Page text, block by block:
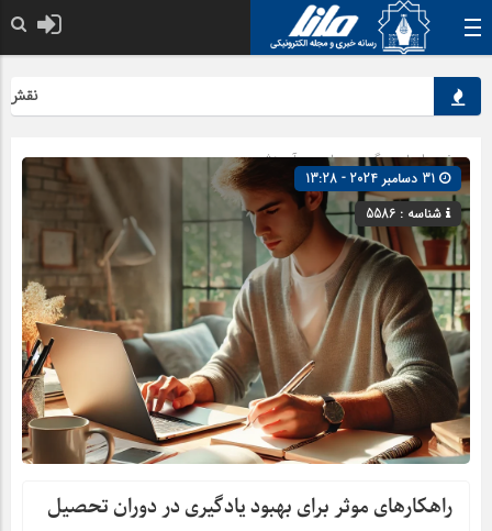
نقش
صفحه اصلی» گروه »علمی و آموزشی
شناسه : 5586
راهکارهای موثر برای بهبود یادگیری در دوران تحصیل